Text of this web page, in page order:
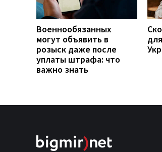
Военнообязанных
могут объявить в
розыск даже после
уплаты штрафа: что
важно знать